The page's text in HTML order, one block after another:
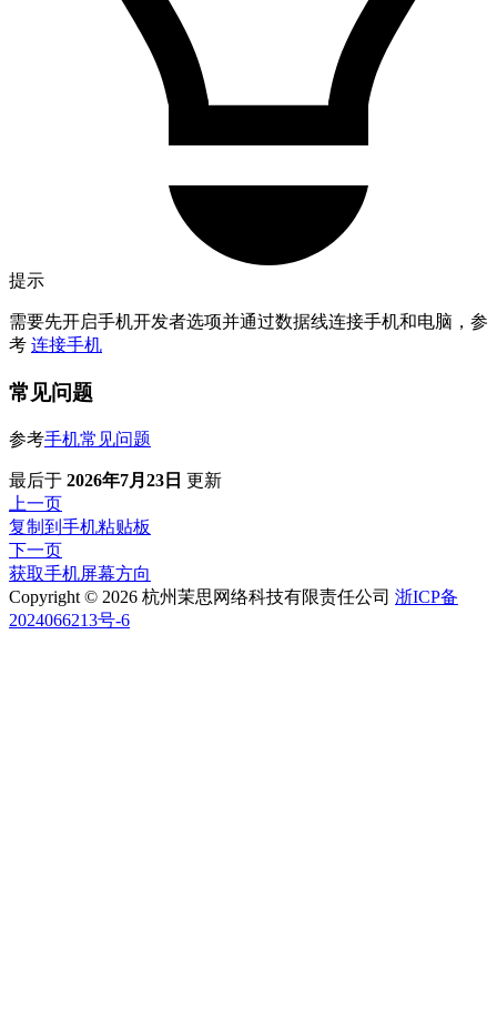
提示
需要先开启手机开发者选项并通过数据线连接手机和电脑，参
考 连接手机
常见问题
参考手机常见问题
最后于 2026年7月23日 更新
上一页
复制到手机粘贴板
下一页
获取手机屏幕方向
Copyright © 2026 杭州茉思网络科技有限责任公司 浙ICP备
2024066213号-6